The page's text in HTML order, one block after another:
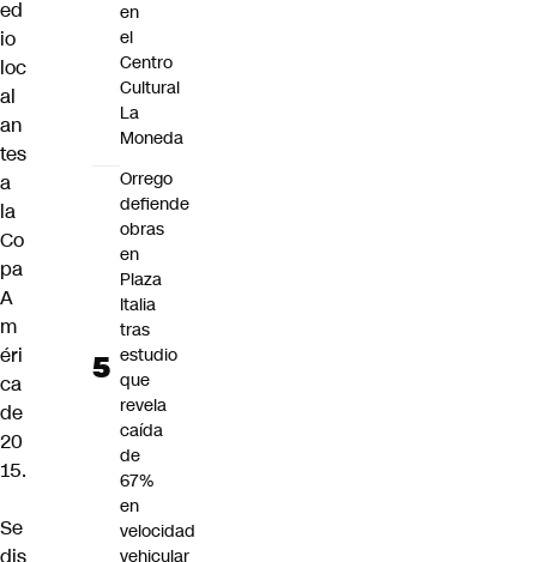
ed
io
loc
al
an
tes
a
la
Co
pa
A
m
éri
ca
de
20
15.
Se
dis
en
el
Centro
Cultural
La
Moneda
Orrego
defiende
obras
en
Plaza
Italia
tras
estudio
que
revela
caída
de
67%
en
velocidad
vehicular